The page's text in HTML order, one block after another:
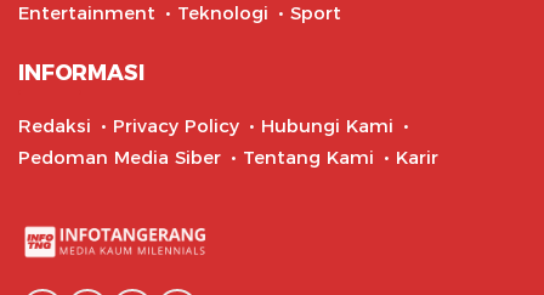
Entertainment
Teknologi Sport
INFORMASI
Redaksi Privacy Policy
Hubungi Kami
Pedoman Media Siber
Tentang Kami Karir